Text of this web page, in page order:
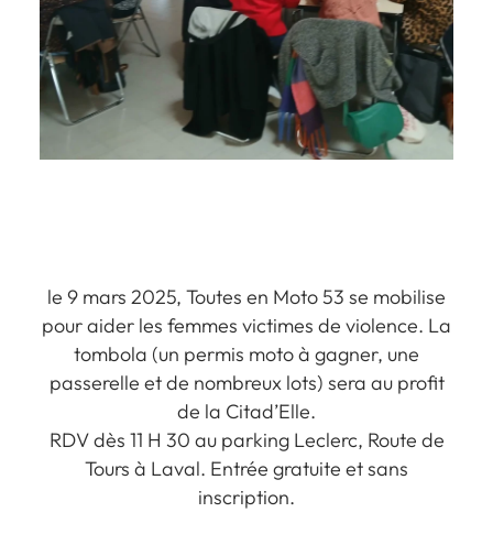
le 9 mars 2025, Toutes en Moto 53 se mobilise
pour aider les femmes victimes de violence. La
tombola (un permis moto à gagner, une
passerelle et de nombreux lots) sera au profit
de la Citad’Elle.
RDV dès 11 H 30 au parking Leclerc, Route de
Tours à Laval. Entrée gratuite et sans
inscription.